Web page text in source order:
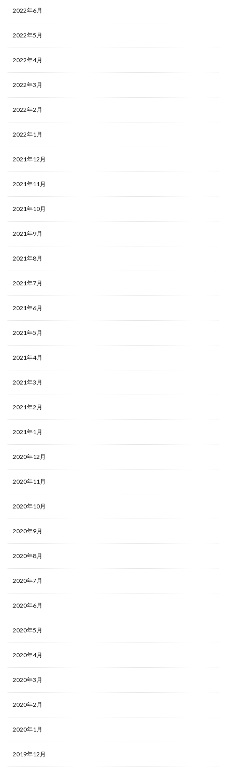
2022年6月
2022年5月
2022年4月
2022年3月
2022年2月
2022年1月
2021年12月
2021年11月
2021年10月
2021年9月
2021年8月
2021年7月
2021年6月
2021年5月
2021年4月
2021年3月
2021年2月
2021年1月
2020年12月
2020年11月
2020年10月
2020年9月
2020年8月
2020年7月
2020年6月
2020年5月
2020年4月
2020年3月
2020年2月
2020年1月
2019年12月